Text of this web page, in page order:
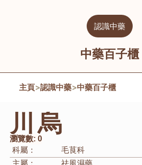
認識中藥
中藥百子櫃
主頁>認識中藥>中藥百子櫃
川烏
瀏覽數: 0
科屬：
毛茛科
主屬：
祛風濕藥